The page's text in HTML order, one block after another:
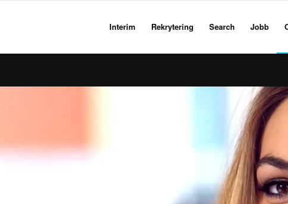
Interim Rekrytering Search Jobb